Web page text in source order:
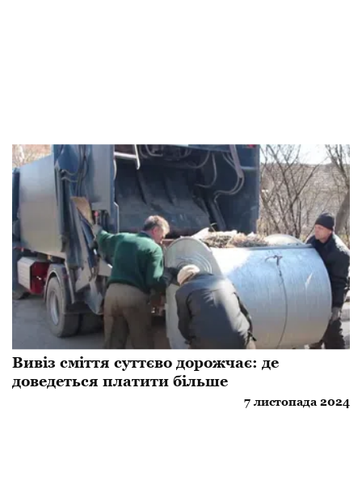
Вивіз сміття суттєво дорожчає: де
доведеться платити більше
7 листопада 2024